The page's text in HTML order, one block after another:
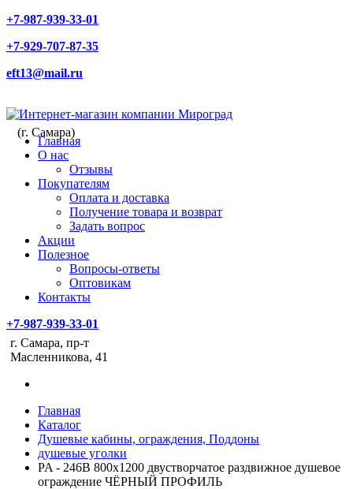
+7-987-939-33-01
+7-929-707-87-35
eft13@mail.ru
(г. Самара)
Главная
О нас
Отзывы
Покупателям
Оплата и доставка
Получение товара и возврат
Задать вопрос
Акции
Полезное
Вопросы-ответы
Оптовикам
Контакты
+7-987-939-33-01
г. Самара, пр-т
Масленникова, 41
Главная
Каталог
Душевые кабины, ограждения, Поддоны
душевые уголки
PA - 246B 800x1200 двустворчатое раздвижное душевое
ограждение ЧЁРНЫЙ ПРОФИЛЬ